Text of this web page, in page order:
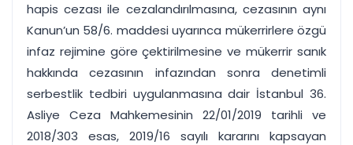
hapis cezası ile cezalandırılmasına, cezasının aynı
Kanun’un 58/6. maddesi uyarınca mükerrirlere özgü
infaz rejimine göre çektirilmesine ve mükerrir sanık
hakkında cezasının infazından sonra denetimli
serbestlik tedbiri uygulanmasına dair İstanbul 36.
Asliye Ceza Mahkemesinin 22/01/2019 tarihli ve
2018/303 esas, 2019/16 sayılı kararını kapsayan